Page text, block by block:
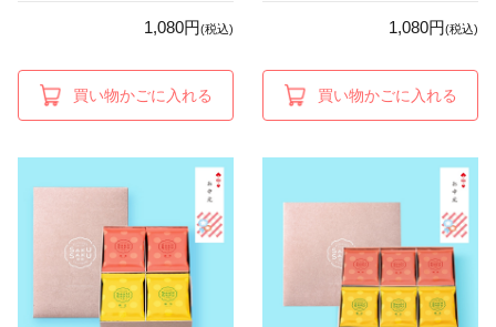
1,080円(税込)
買い物かごに入れる
1,080円(税込)
買い物かごに入れる